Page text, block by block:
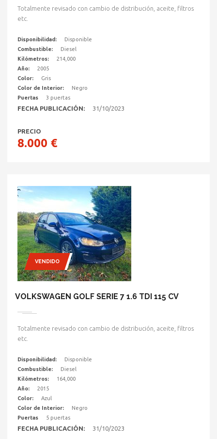
Totalmente revisado con cambio de distribución, aceite, filtros
etc.
Disponibilidad:
Disponible
Combustible:
Diesel
Kilómetros:
214,000
Año:
2005
Color:
Gris
Color de Interior:
Negro
Puertas
3 puertas
FECHA PUBLICACIÓN: 31/10/2023
PRECIO
8.000 €
VENDIDO
VOLKSWAGEN GOLF SERIE 7 1.6 TDI 115 CV
Totalmente revisado con cambio de distribución, aceite, filtros
etc.
Disponibilidad:
Disponible
Combustible:
Diesel
Kilómetros:
164,000
Año:
2015
Color:
Azul
Color de Interior:
Negro
Puertas
5 puertas
FECHA PUBLICACIÓN: 31/10/2023